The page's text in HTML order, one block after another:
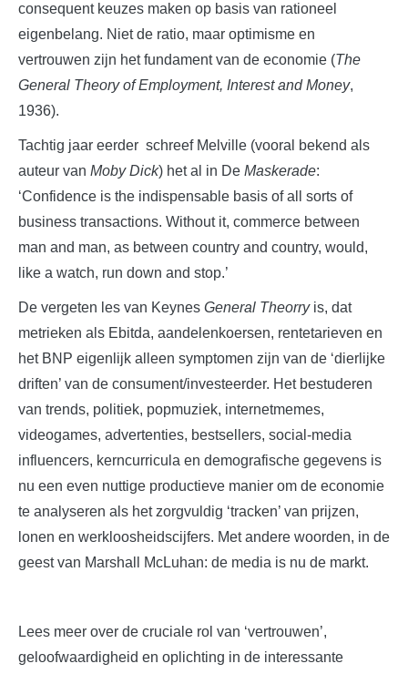
consequent keuzes maken op basis van rationeel
eigenbelang. Niet de ratio, maar optimisme en
vertrouwen zijn het fundament van de economie (The
General Theory of Employment, Interest and Money,
1936).
Tachtig jaar eerder schreef Melville (vooral bekend als
auteur van Moby Dick) het al in De Maskerade:
‘Confidence is the indispensable basis of all sorts of
business transactions. Without it, commerce between
man and man, as between country and country, would,
like a watch, run down and stop.’
De vergeten les van Keynes General Theorryis, dat
metrieken als Ebitda, aandelenkoersen, rentetarieven en
het BNP eigenlijk alleen symptomen zijn van de ‘dierlijke
driften’ van de consument/investeerder. Het bestuderen
van trends, politiek, popmuziek, internetmemes,
videogames, advertenties, bestsellers, social-media
influencers, kerncurricula en demografische gegevens is
nu een even nuttige productieve manier om de economie
te analyseren als het zorgvuldig ‘tracken’ van prijzen,
lonen en werkloosheidscijfers. Met andere woorden, in de
geest van Marshall McLuhan: de media is nu de markt.
Lees meer over de cruciale rol van ‘vertrouwen’,
geloofwaardigheid en oplichting in de interessante